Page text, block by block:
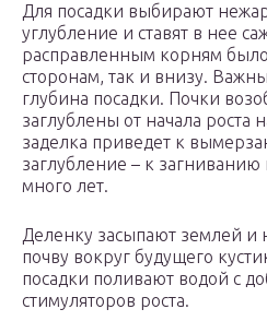
Для посадки выбирают
углубление и ставят в нее
расправленным корням
сторонам, так и внизу.
глубина посадки. Почки
заглублены от начала роста
заделка приведет к
заглубление – к
много лет.
Деленку засыпают землей и
почву вокруг будущего
посадки поливают водой с
стимуляторов роста.